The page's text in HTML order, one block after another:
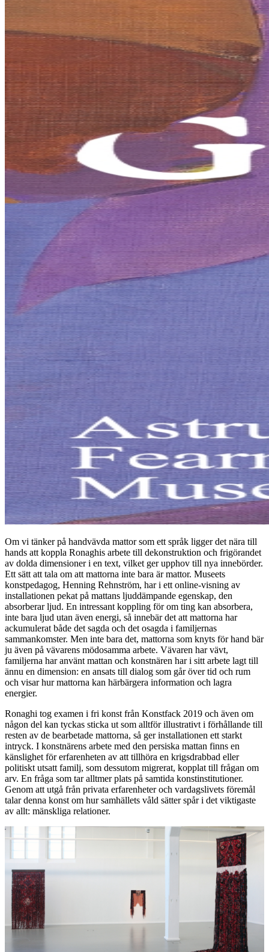
Om vi tänker på handvävda mattor som ett språk ligger det nära till
hands att koppla Ronaghis arbete till dekonstruktion och frigörandet
av dolda dimensioner i en text, vilket ger upphov till nya innebörder.
Ett sätt att tala om att mattorna inte bara är mattor. Museets
konstpedagog, Henning Rehnström, har i ett online-visning av
installationen pekat på mattans ljuddämpande egenskap, den
absorberar ljud. En intressant koppling för om ting kan absorbera,
inte bara ljud utan även energi, så innebär det att mattorna har
ackumulerat både det sagda och det osagda i familjernas
sammankomster. Men inte bara det, mattorna som knyts för hand bär
ju även på vävarens mödosamma arbete. Vävaren har vävt,
familjerna har använt mattan och konstnären har i sitt arbete lagt till
ännu en dimension: en ansats till dialog som går över tid och rum
och visar hur mattorna kan härbärgera information och lagra
energier.
Ronaghi tog examen i fri konst från Konstfack 2019 och även om
någon del kan tyckas sticka ut som alltför illustrativt i förhållande till
resten av de bearbetade mattorna, så ger installationen ett starkt
intryck. I konstnärens arbete med den persiska mattan finns en
känslighet för erfarenheten av att tillhöra en krigsdrabbad eller
politiskt utsatt familj, som dessutom migrerat, kopplat till frågan om
arv. En fråga som tar alltmer plats på samtida konstinstitutioner.
Genom att utgå från privata erfarenheter och vardagslivets föremål
talar denna konst om hur samhällets våld sätter spår i det viktigaste
av allt: mänskliga relationer.